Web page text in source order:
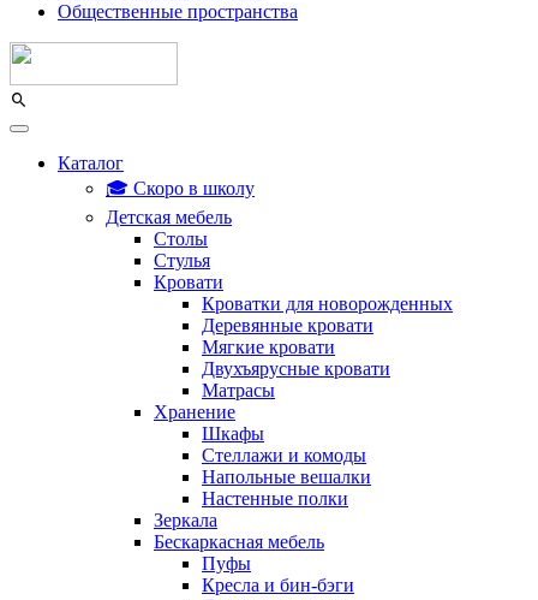
Общественные пространства
Каталог
🎓 Скоро в школу
Детская мебель
Столы
Стулья
Кровати
Кроватки для новорожденных
Деревянные кровати
Мягкие кровати
Двухъярусные кровати
Матрасы
Хранение
Шкафы
Стеллажи и комоды
Напольные вешалки
Настенные полки
Зеркала
Бескаркасная мебель
Пуфы
Кресла и бин-бэги